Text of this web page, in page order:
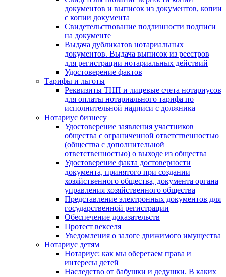
документов и выписок из документов, копии
с копии документа
Свидетельствование подлинности подписи
на документе
Выдача дубликатов нотариальных
документов. Выдача выписок из реестров
для регистрации нотариальных действий
Удостоверение фактов
Тарифы и льготы
Реквизиты ТНП и лицевые счета нотариусов
для оплаты нотариального тарифа по
исполнительной надписи с должника
Нотариус бизнесу
Удостоверение заявления участников
общества с ограниченной ответственностью
(общества с дополнительной
ответственностью) о выходе из общества
Удостоверение факта достоверности
документа, принятого при создании
хозяйственного общества, документа органа
управления хозяйственного общества
Представление электронных документов для
государственной регистрации
Обеспечение доказательств
Протест векселя
Уведомления о залоге движимого имущества
Нотариус детям
Нотариус: как мы оберегаем права и
интересы детей
Наследство от бабушки и дедушки. В каких